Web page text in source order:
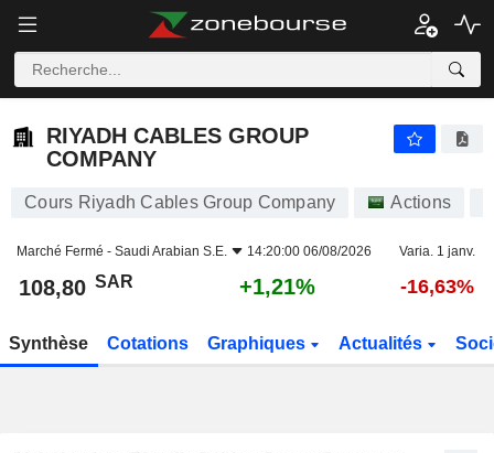
RIYADH CABLES GROUP
COMPANY
Cours Riyadh Cables Group Company Actions
Marché Fermé - Saudi Arabian S.E. 14:20:00 06/08/2026 Varia. 1 janv.
108,80 SAR +1,21% -16,63%
Synthèse Cotations Graphiques Actualités